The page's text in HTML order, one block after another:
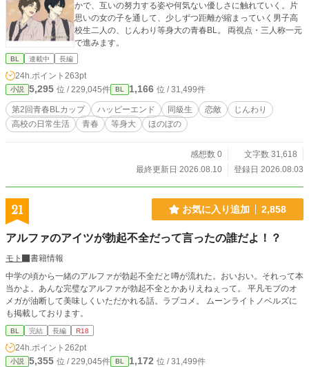
かで、互いの努力する姿や何気ない優しさに触れていく。片
思いの女の子を通して、少しずつ距離が縮まっていく男子高
校生二人の、じんわり等身大の青春BL。 両視点・三人称一元
で進みます。
BL 連載中 長編
24h.ポイント 263pt
小説 5,295 位 / 229,045件 BL 1,166 位 / 31,499件
第2回青春BLカップ ハッピーエンド 同級生 恋敵
じんわり
高校の日常生活
青春 等身大 ほのぼの
感想数 0
文字数 31,618
最終更新日 2026.08.10
登録日 2026.08.03
21 お気に入り追加 2,858
アルファのアイツが勃起不全だって言ったの誰だよ！？
モト
書籍情報
中学の頃から一緒のアルファが勃起不全だと噂が流れた。おいおい。それって本
当かよ。あんな完璧なアルファが勃起不全とかありえねぇって。 平凡モブのオ
メガが油断して美味しくいただかれる話。ラブコメ。 ムーンライトノベルズに
も掲載しております。
BL 完結 長編 R18
24h.ポイント 262pt
小説 5,355 位 / 229,045件 BL 1,172 位 / 31,499件